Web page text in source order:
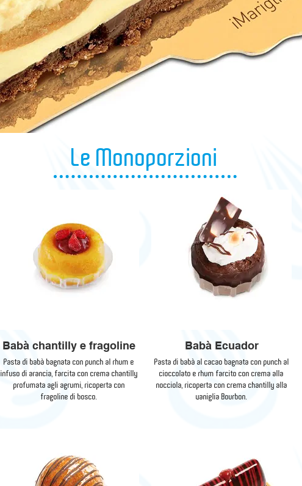
Le Monoporzioni
Babà chantilly e fragoline
Pasta di babà bagnata con punch al rhum e
infuso di arancia, farcita con crema chantilly
profumata agli agrumi, ricoperta con
fragoline di bosco.
Babà Ecuador
Pasta di babà al cacao bagnata con punch al
cioccolato e rhum farcito con crema alla
nocciola, ricoperta con crema chantilly alla
vaniglia Bourbon.